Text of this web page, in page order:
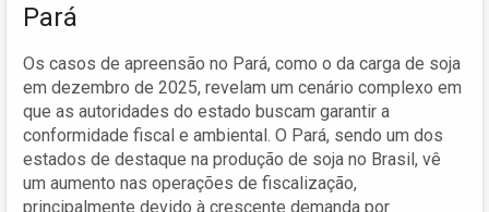
Pará
Os casos de apreensão no Pará, como o da carga de soja
em dezembro de 2025, revelam um cenário complexo em
que as autoridades do estado buscam garantir a
conformidade fiscal e ambiental. O Pará, sendo um dos
estados de destaque na produção de soja no Brasil, vê
um aumento nas operações de fiscalização,
principalmente devido à crescente demanda por